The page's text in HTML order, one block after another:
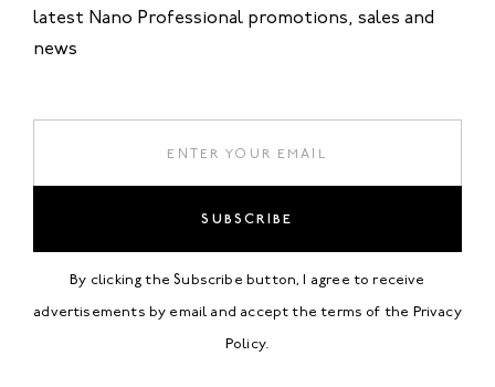
latest Nano Professional promotions, sales and
news
SUBSCRIBE
By clicking the Subscribe button, I agree to receive
advertisements by email and accept the terms of the Privacy
Policy.